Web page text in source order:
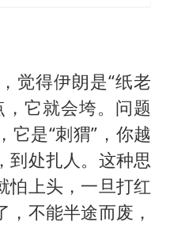
觉得伊朗是“纸老
它就会垮。问题
它是“刺猬”，你越
到处扎人。这种思
怕上头，一旦打红
不能半途而废，